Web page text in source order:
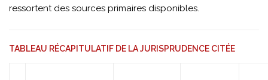
ressortent des sources primaires disponibles.
TABLEAU RÉCAPITULATIF DE LA JURISPRUDENCE CITÉE